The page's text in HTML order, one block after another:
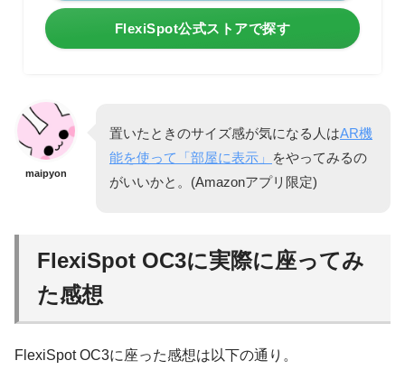
FlexiSpot公式ストアで探す
maipyon
置いたときのサイズ感が気になる人はAR機
能を使って「部屋に表示」
をやってみるの
がいいかと。(Amazonアプリ限定)
FlexiSpot OC3に実際に座ってみ
た感想
FlexiSpot OC3に座った感想は以下の通り。